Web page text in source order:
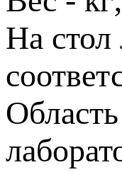
На